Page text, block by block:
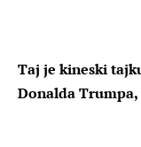
Taj je kineski
Donalda